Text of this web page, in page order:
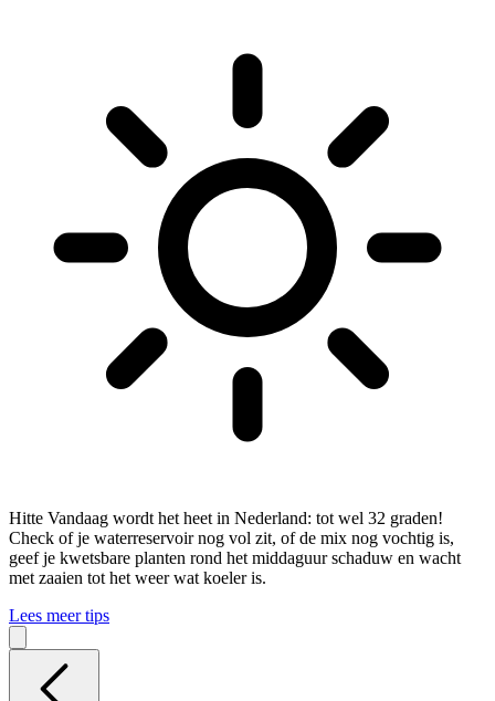
Hitte Vandaag wordt het heet in Nederland: tot wel 32 graden!
Check of je waterreservoir nog vol zit, of de mix nog vochtig is,
geef je kwetsbare planten rond het middaguur schaduw en wacht
met zaaien tot het weer wat koeler is.
Lees meer tips